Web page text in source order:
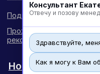
Консультант
Здравствуйте,
Как я могу к Вам